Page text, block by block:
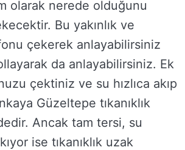
olarak nerede olduğunu
Bu yakınlık ve
çekerek anlayabilirsiniz
da anlayabilirsiniz. Ek
çektiniz ve su hızlıca akıp
Güzeltepe tıkanıklık
Ancak tam tersi, su
ise tıkanıklık uzak